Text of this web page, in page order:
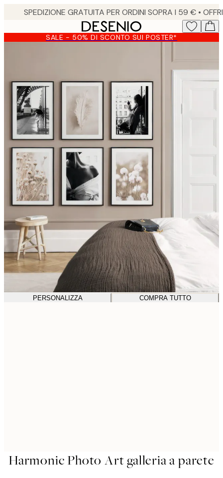
content.
SALE - 50% DI SCONTO SUI POSTER*
PERSONALIZZA COMPRA TUTTO
Harmonic Photo Art galleria a parete